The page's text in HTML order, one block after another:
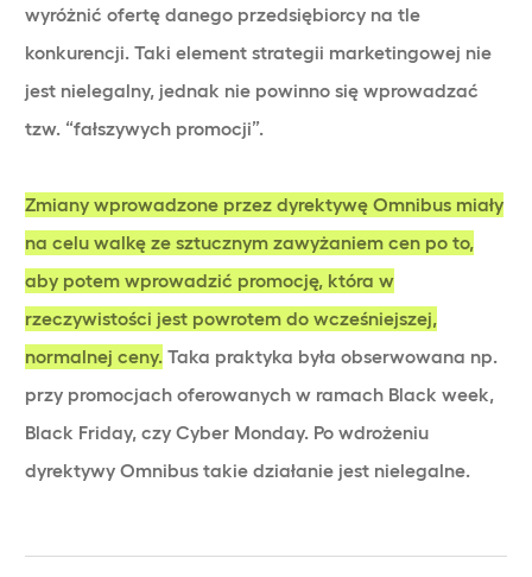
wyróżnić ofertę danego przedsiębiorcy na tle
konkurencji. Taki element strategii marketingowej nie
jest nielegalny, jednak nie powinno się wprowadzać
tzw. “fałszywych promocji”.
Zmiany wprowadzone przez dyrektywę Omnibus miały
na celu walkę ze sztucznym zawyżaniem cen po to,
aby potem wprowadzić promocję, która w
rzeczywistości jest powrotem do wcześniejszej,
normalnej ceny. Taka praktyka była obserwowana np.
przy promocjach oferowanych w ramach Black week,
Black Friday, czy Cyber Monday. Po wdrożeniu
dyrektywy Omnibus takie działanie jest nielegalne.